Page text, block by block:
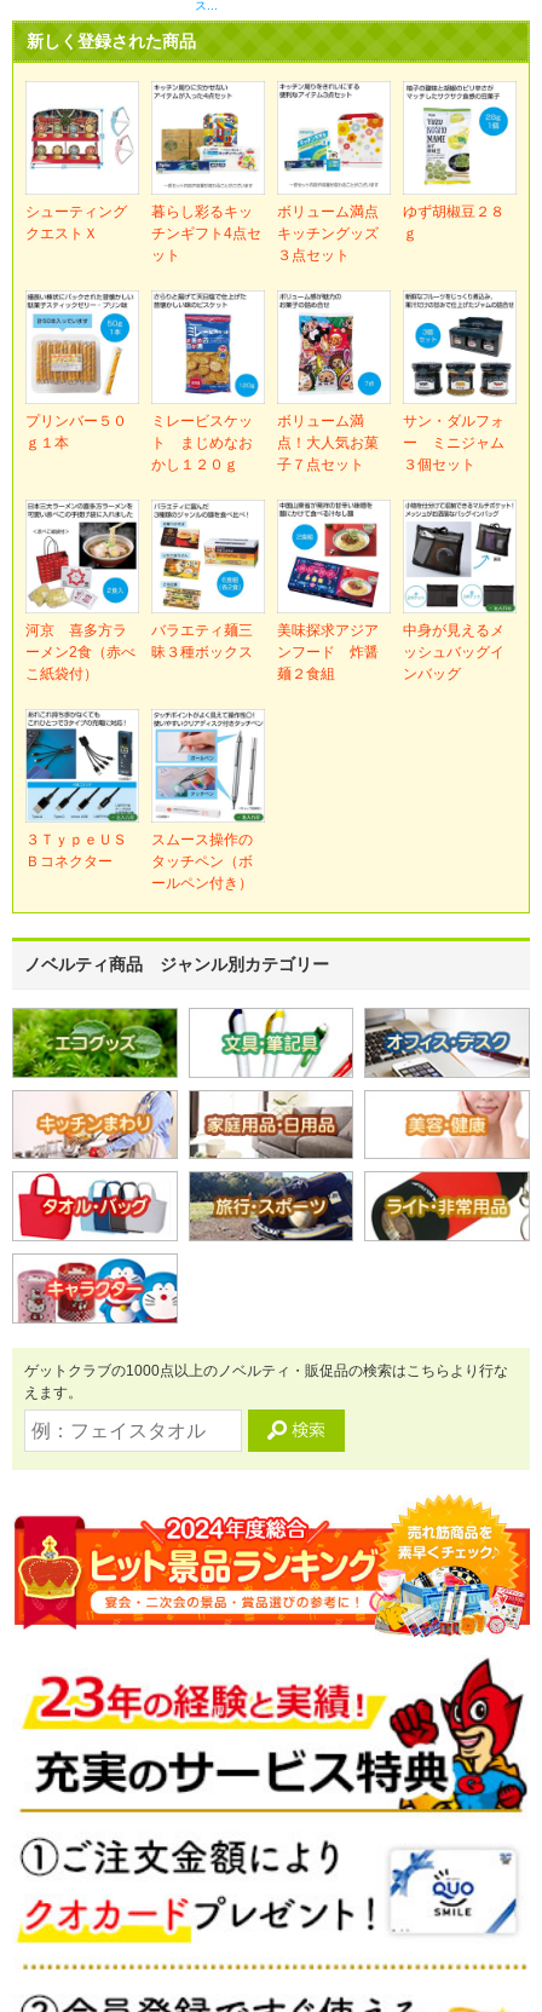
ス...
新しく登録された商品
シューティング
クエストＸ
暮らし彩るキッ
チンギフト4点セ
ット
ボリューム満点
キッチングッズ
３点セット
ゆず胡椒豆２８
ｇ
プリンバー５０
ｇ１本
ミレービスケッ
ト まじめなお
かし１２０ｇ
ボリューム満
点！大人気お菓
子７点セット
サン・ダルフォ
ー ミニジャム
３個セット
河京 喜多方ラ
ーメン2食（赤べ
こ紙袋付）
バラエティ麺三
昧３種ボックス
美味探求アジア
ンフード 炸醤
麺２食組
中身が見えるメ
ッシュバッグイ
ンバッグ
３ＴｙｐｅＵＳ
Ｂコネクター
スムース操作の
タッチペン（ボ
ールペン付き）
ノベルティ商品 ジャンル別カテゴリー
ゲットクラブの1000点以上のノベルティ・販促品の検索はこちらより行な
えます。